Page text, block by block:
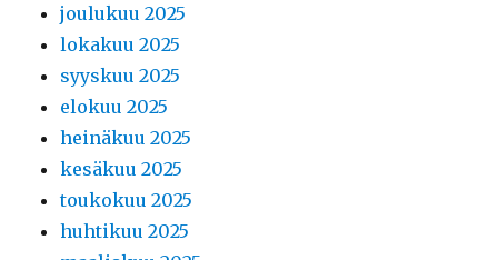
joulukuu 2025
lokakuu 2025
syyskuu 2025
elokuu 2025
heinäkuu 2025
kesäkuu 2025
toukokuu 2025
huhtikuu 2025